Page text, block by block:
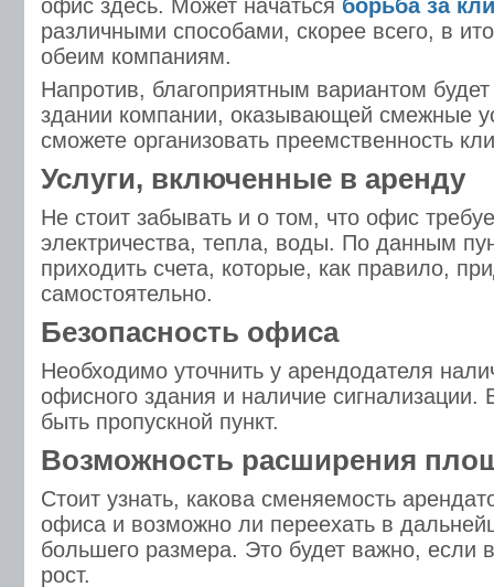
офис здесь. Может начаться борьба за
различными способами, скорее всего, в
обеим компаниям.
Напротив, благоприятным вариантом
здании компании, оказывающей смежные
сможете организовать преемственность
Услуги, включенные в аренду
Не стоит забывать и о том, что офис
электричества, тепла, воды. По данным
приходить счета, которые, как правило,
самостоятельно.
Безопасность офиса
Необходимо уточнить у арендодателя
офисного здания и наличие
быть пропускной пункт.
Возможность расширения
Стоит узнать, какова сменяемость
офиса и возможно ли переехать в
большего размера. Это будет важно, если
рост.